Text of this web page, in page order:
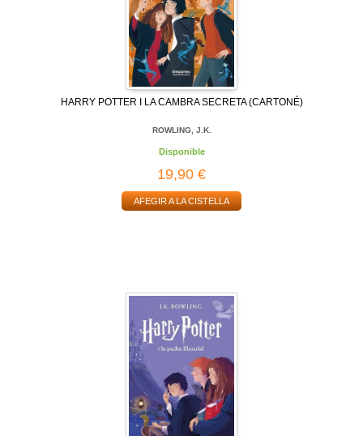
HARRY POTTER I LA CAMBRA SECRETA (CARTONÉ)
ROWLING, J.K.
Disponible
19,90 €
AFEGIR A LA CISTELLA